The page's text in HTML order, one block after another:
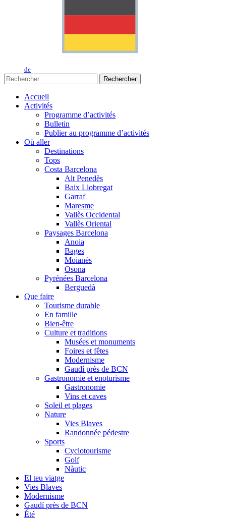
de
Rechercher
Accueil
Activités
Programme d’activités
Bulletin
Publier au programme d’activités
Où aller
Destinations
Tops
Costa Barcelona
Alt Penedès
Baix Llobregat
Garraf
Maresme
Vallès Occidental
Vallès Oriental
Paysages Barcelona
Anoia
Bages
Moianès
Osona
Pyrénées Barcelona
Berguedà
Que faire
Tourisme durable
En famille
Bien-être
Culture et traditions
Musées et monuments
Foires et fêtes
Modernisme
Gaudí près de BCN
Gastronomie et enoturisme
Gastronomie
Vins et caves
Soleil et plages
Nature
Vies Blaves
Randonnée pédestre
Sports
Cyclotourisme
Golf
Nàutic
El teu viatge
Vies Blaves
Modernisme
Gaudí près de BCN
Été